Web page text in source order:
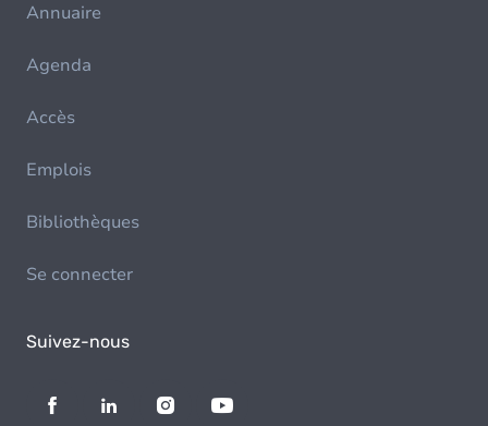
Annuaire
Agenda
Accès
Emplois
Bibliothèques
Se connecter
Suivez-nous